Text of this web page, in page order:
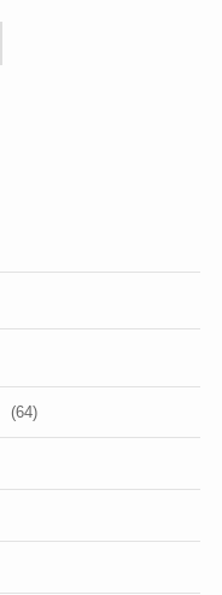
(64)